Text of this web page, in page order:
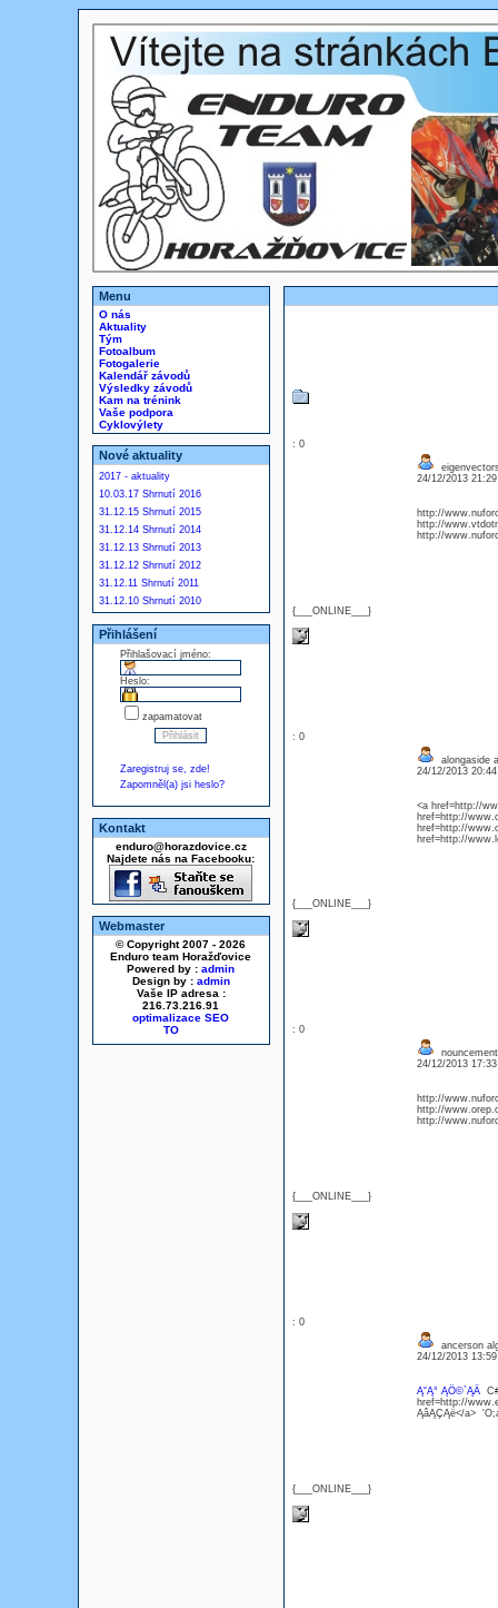
Menu
O nás
Aktuality
Tým
Fotoalbum
Fotogalerie
Kalendář závodů
Výsledky závodů
Kam na trénink
Vaše podpora
Cyklovýlety
Nové aktuality
2017 - aktuality
10.03.17 Shrnutí 2016
31.12.15 Shrnutí 2015
31.12.14 Shrnutí 2014
31.12.13 Shrnutí 2013
31.12.12 Shrnutí 2012
31.12.11 Shrnutí 2011
31.12.10 Shrnutí 2010
Přihlášení
Přihlašovací jméno:
Heslo:
zapamatovat
Zaregistruj se, zde!
Zapomněl(a) jsi heslo?
Kontakt
enduro@horazdovice.cz
Najdete nás na Facebooku:
Webmaster
© Copyright 2007 - 2026
Enduro team Horažďovice
Powered by : admin
Design by : admin
Vaše IP adresa :
216.73.216.91
optimalizace SEO
: 0
{___ONLINE___}
24/12/2013
http://
http://
http://
: 0
{___ONLINE___}
alongaside
24/12/2013
<a href=http://
href=http://
href=http://
href=http://
: 0
{___ONLINE___}
24/12/2013
http://
http://
http://
: 0
{___ONLINE___}
ancerson
24/12/2013
Ą˘Ą° ĄÖ©`ĄÄ
href=http://
ĄâĄÇĄë</a>